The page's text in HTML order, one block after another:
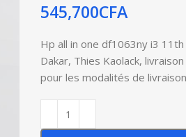
545,700CFA
Hp all in one df1063ny i3
Dakar, Thies Kaolack,
pour les modalités de